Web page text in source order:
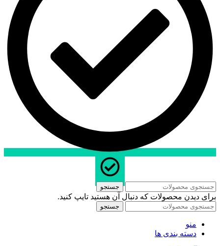
جستجو
برای دیدن محصولات که دنبال آن هستید تایپ کنید.
جستجو
منو
دسته بندی ها